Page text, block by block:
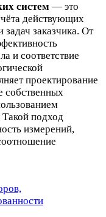
систем — это
действующих
заказчика. От
и соответствие
проектирование
собственных
подход
измерений,